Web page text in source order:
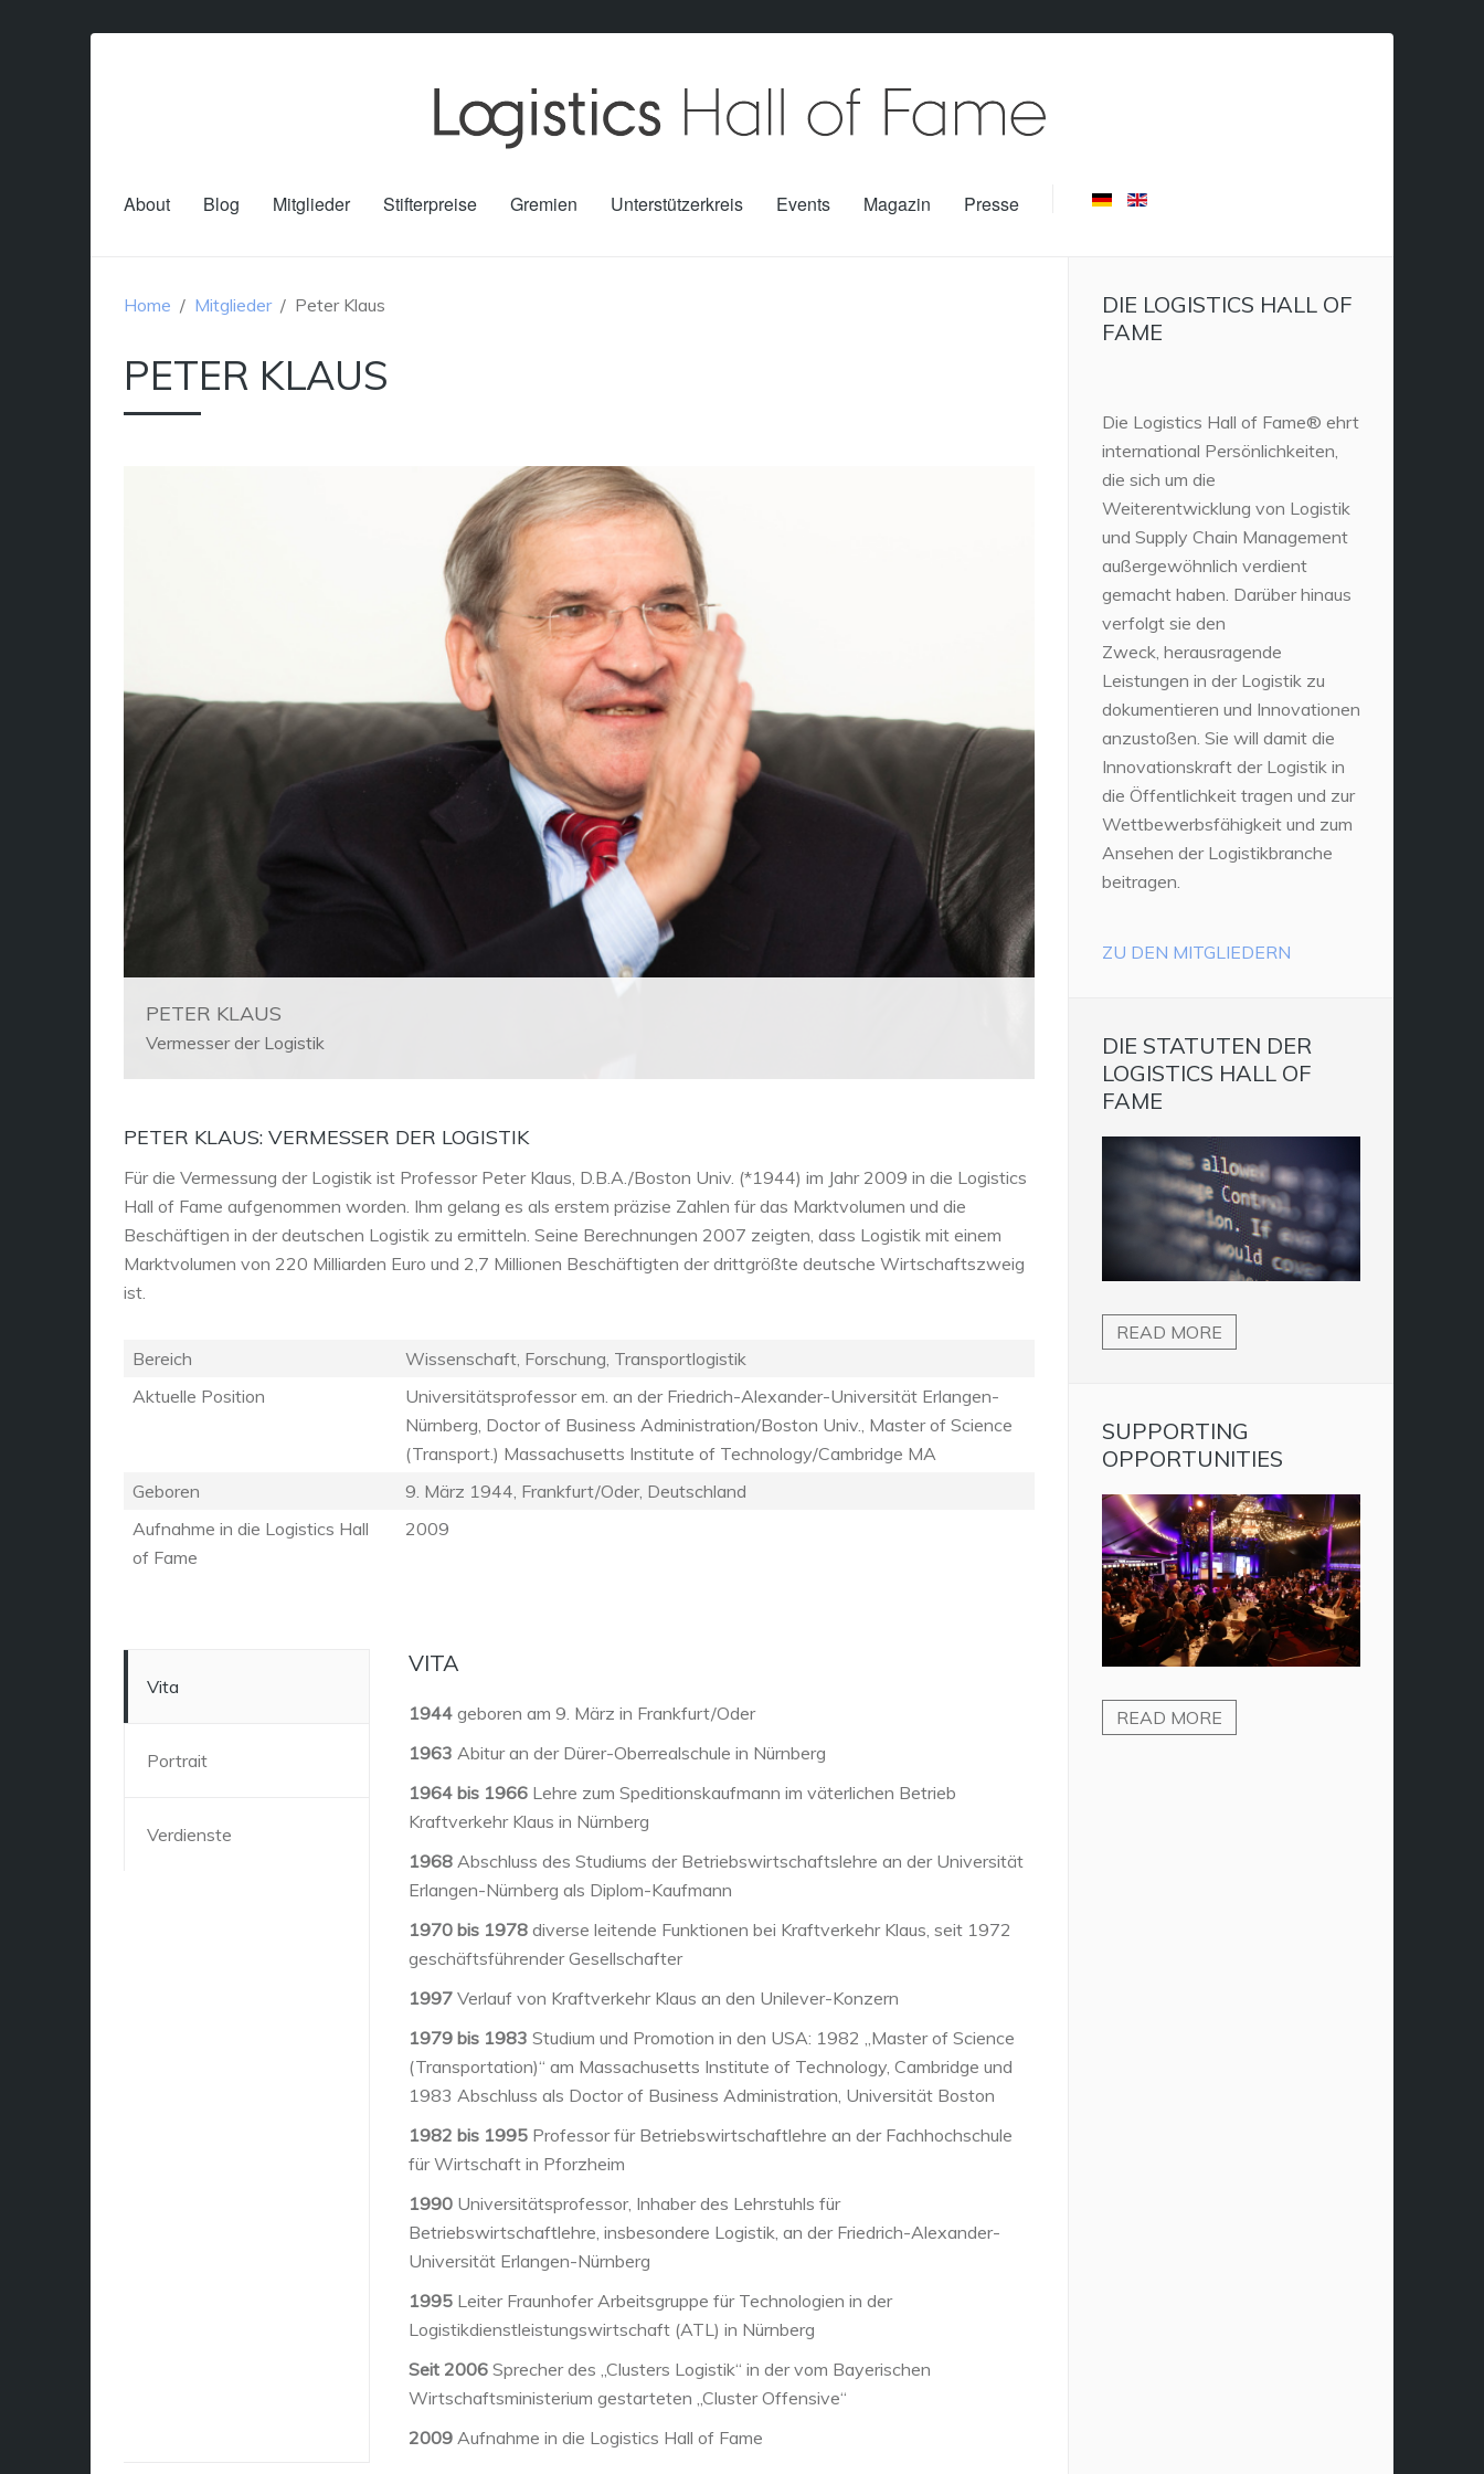
About Blog Mitglieder Stifterpreise Gremien Unterstützerkreis Events Magazin Presse
Home Mitglieder Peter Klaus
PETER KLAUS
PETER KLAUS
Vermesser der Logistik
PETER KLAUS: VERMESSER DER LOGISTIK
Für die Vermessung der Logistik ist Professor Peter Klaus, D.B.A./Boston Univ. (*1944) im Jahr 2009 in die Logistics
Hall of Fame aufgenommen worden. Ihm gelang es als erstem präzise Zahlen für das Marktvolumen und die
Beschäftigen in der deutschen Logistik zu ermitteln. Seine Berechnungen 2007 zeigten, dass Logistik mit einem
Marktvolumen von 220 Milliarden Euro und 2,7 Millionen Beschäftigten der drittgrößte deutsche Wirtschaftszweig
ist.
Bereich
Wissenschaft, Forschung, Transportlogistik
Aktuelle Position
Universitätsprofessor em. an der Friedrich-Alexander-Universität Erlangen-
Nürnberg, Doctor of Business Administration/Boston Univ., Master of Science
(Transport.) Massachusetts Institute of Technology/Cambridge MA
Geboren
9. März 1944, Frankfurt/Oder, Deutschland
Aufnahme in die Logistics Hall
of Fame
2009
Vita
Portrait
Verdienste
VITA
1944 geboren am 9. März in Frankfurt/Oder
1963 Abitur an der Dürer-Oberrealschule in Nürnberg
1964 bis 1966 Lehre zum Speditionskaufmann im väterlichen Betrieb
Kraftverkehr Klaus in Nürnberg
1968 Abschluss des Studiums der Betriebswirtschaftslehre an der Universität
Erlangen-Nürnberg als Diplom-Kaufmann
1970 bis 1978 diverse leitende Funktionen bei Kraftverkehr Klaus, seit 1972
geschäftsführender Gesellschafter
1997 Verlauf von Kraftverkehr Klaus an den Unilever-Konzern
1979 bis 1983 Studium und Promotion in den USA: 1982 „Master of Science
(Transportation)“ am Massachusetts Institute of Technology, Cambridge und
1983 Abschluss als Doctor of Business Administration, Universität Boston
1982 bis 1995 Professor für Betriebswirtschaftlehre an der Fachhochschule
für Wirtschaft in Pforzheim
1990 Universitätsprofessor, Inhaber des Lehrstuhls für
Betriebswirtschaftlehre, insbesondere Logistik, an der Friedrich-Alexander-
Universität Erlangen-Nürnberg
1995 Leiter Fraunhofer Arbeitsgruppe für Technologien in der
Logistikdienstleistungswirtschaft (ATL) in Nürnberg
Seit 2006 Sprecher des „Clusters Logistik“ in der vom Bayerischen
Wirtschaftsministerium gestarteten „Cluster Offensive“
2009 Aufnahme in die Logistics Hall of Fame
DIE LOGISTICS HALL OF
FAME
Die Logistics Hall of Fame® ehrt
international Persönlichkeiten,
die sich um die
Weiterentwicklung von Logistik
und Supply Chain Management
außergewöhnlich verdient
gemacht haben. Darüber hinaus
verfolgt sie den
Zweck, herausragende
Leistungen in der Logistik zu
dokumentieren und Innovationen
anzustoßen. Sie will damit die
Innovationskraft der Logistik in
die Öffentlichkeit tragen und zur
Wettbewerbsfähigkeit und zum
Ansehen der Logistikbranche
beitragen.
ZU DEN MITGLIEDERN
DIE STATUTEN DER
LOGISTICS HALL OF
FAME
READ MORE
SUPPORTING
OPPORTUNITIES
READ MORE